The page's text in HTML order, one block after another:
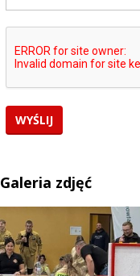
Galeria zdjęć